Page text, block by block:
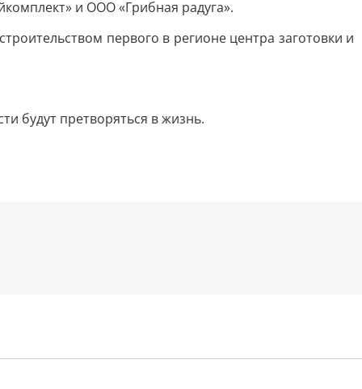
и ООО «Грибная радуга».
первого в регионе центра заготовки и
будут претворяться в жизнь.